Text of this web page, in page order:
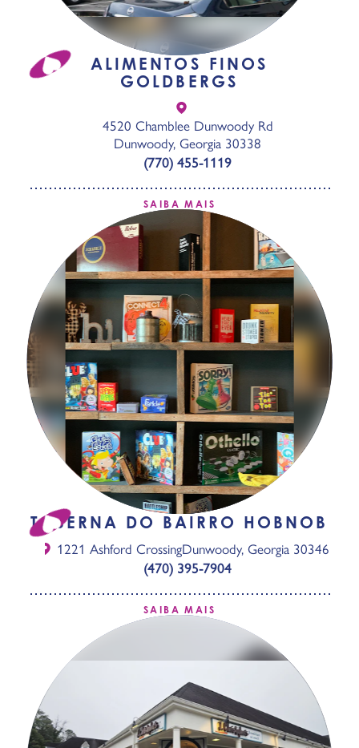
ALIMENTOS FINOS
GOLDBERGS
4520 Chamblee Dunwoody Rd
Dunwoody, Georgia 30338
(770) 455-1119
SAIBA MAIS
TABERNA DO BAIRRO HOBNOB
1221 Ashford CrossingDunwoody, Georgia 30346
(470) 395-7904
SAIBA MAIS